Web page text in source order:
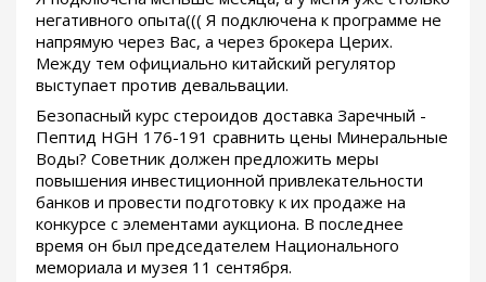
негативного опыта((( Я подключена к программе не
напрямую через Вас, а через брокера Церих.
Между тем официально китайский регулятор
выступает против девальвации.
Безопасный курс стероидов доставка Заречный -
Пептид HGH 176-191 сравнить цены Минеральные
Воды? Советник должен предложить меры
повышения инвестиционной привлекательности
банков и провести подготовку к их продаже на
конкурсе с элементами аукциона. В последнее
время он был председателем Национального
мемориала и музея 11 сентября.